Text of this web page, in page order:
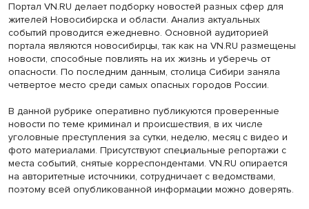
Портал VN.RU делает подборку новостей разных сфер для
жителей Новосибирска и области. Анализ актуальных
событий проводится ежедневно. Основной аудиторией
портала являются новосибирцы, так как на VN.RU размещены
новости, способные повлиять на их жизнь и уберечь от
опасности. По последним данным, столица Сибири заняла
четвертое место среди самых опасных городов России.
В данной рубрике оперативно публикуются проверенные
новости по теме криминал и происшествия, в их числе
уголовные преступления за сутки, неделю, месяц с видео и
фото материалами. Присутствуют специальные репортажи с
места событий, снятые корреспондентами. VN.RU опирается
на авторитетные источники, сотрудничает с ведомствами,
поэтому всей опубликованной информации можно доверять.